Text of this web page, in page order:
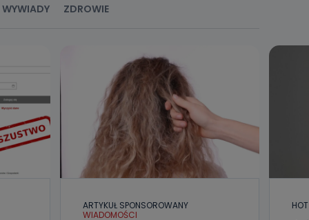
WYWIADY ZDROWIE
ARTYKUŁ SPONSOROWANY
WIADOMOŚCI
HOT